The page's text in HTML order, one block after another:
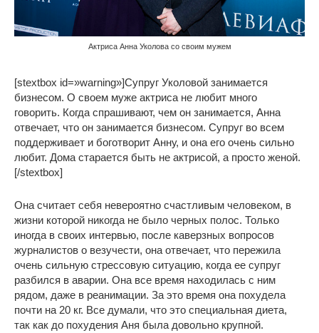
Актриса Анна Уколова со своим мужем
[stextbox id=»warning»]Супруг Уколовой занимается
бизнесом. О своем муже актриса не любит много
говорить. Когда спрашивают, чем он занимается, Анна
отвечает, что он занимается бизнесом. Супруг во всем
поддерживает и боготворит Анну, и она его очень сильно
любит. Дома старается быть не актрисой, а просто женой.
[/stextbox]
Она считает себя невероятно счастливым человеком, в
жизни которой никогда не было черных полос. Только
иногда в своих интервью, после каверзных вопросов
журналистов о везучести, она отвечает, что пережила
очень сильную стрессовую ситуацию, когда ее супруг
разбился в аварии. Она все время находилась с ним
рядом, даже в реанимации. За это время она похудела
почти на 20 кг. Все думали, что это специальная диета,
так как до похудения Аня была довольно крупной.